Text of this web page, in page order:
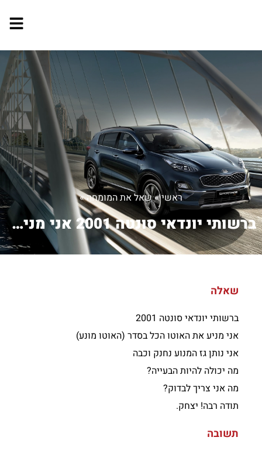
ראשי»שאל את המומחה»
ברשותי יונדאי סונטה 2001 אני מניע את...
שאלה
ברשותי יונדאי סונטה 2001
אני מניע את האוטו הכל בסדר (האוטו מונע)
אני נותן גז המנוע נחנק וכבה
מה יכולה להיות הבעייה?
מה אני צריך לבדוק?
תודה רבה! יצחק.
תשובה